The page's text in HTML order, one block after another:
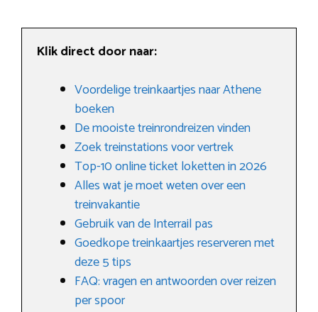
Klik direct door naar:
Voordelige treinkaartjes naar Athene
boeken
De mooiste treinrondreizen vinden
Zoek treinstations voor vertrek
Top-10 online ticket loketten in 2026
Alles wat je moet weten over een
treinvakantie
Gebruik van de Interrail pas
Goedkope treinkaartjes reserveren met
deze 5 tips
FAQ: vragen en antwoorden over reizen
per spoor